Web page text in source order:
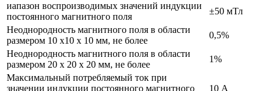
иапазон воспроизводимых значений индукции
постоянного магнитного поля
±50 мТл
Неоднородность магнитного поля в области
размером 10 х10 х 10 мм, не более
0,5%
Неоднородность магнитного поля в области
размером 20 х 20 х 20 мм, не более
1%
Максимальный потребляемый ток при
значении индукции постоянного магнитного
10 А